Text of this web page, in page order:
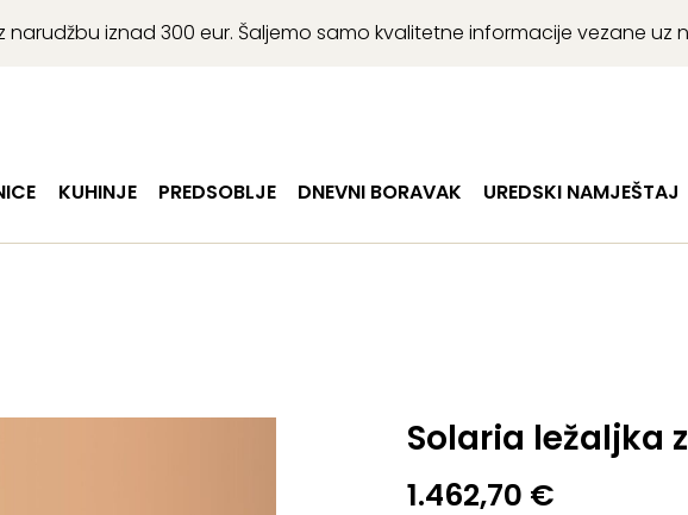
narudžbu iznad 300 eur. Šaljemo samo kvalitetne informacije vezane uz
KUHINJE PREDSOBLJE DNEVNI BORAVAK UREDSKI NAMJEŠTAJ
Solaria ležaljka
1.462,70 €